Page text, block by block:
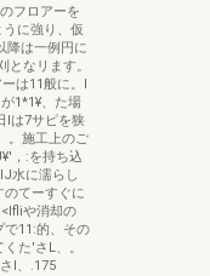
フロアーを
に強り、仮
降は一例円に
なリます。
は11般に。l
1*1¥、た場
lは7サピを狭
。施工上のご
，:を持ち込
水に濡らし
のてーすぐに
や消却の
11:的、その
た'さL、。
I、.175